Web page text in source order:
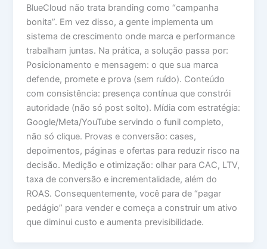
BlueCloud não trata branding como “campanha
bonita”. Em vez disso, a gente implementa um
sistema de crescimento onde marca e performance
trabalham juntas. Na prática, a solução passa por:
Posicionamento e mensagem: o que sua marca
defende, promete e prova (sem ruído). Conteúdo
com consistência: presença contínua que constrói
autoridade (não só post solto). Mídia com estratégia:
Google/Meta/YouTube servindo o funil completo,
não só clique. Provas e conversão: cases,
depoimentos, páginas e ofertas para reduzir risco na
decisão. Medição e otimização: olhar para CAC, LTV,
taxa de conversão e incrementalidade, além do
ROAS. Consequentemente, você para de “pagar
pedágio” para vender e começa a construir um ativo
que diminui custo e aumenta previsibilidade.